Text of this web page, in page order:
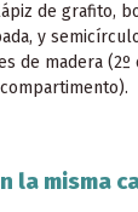
de grafito,
y
de madera (2º
la misma